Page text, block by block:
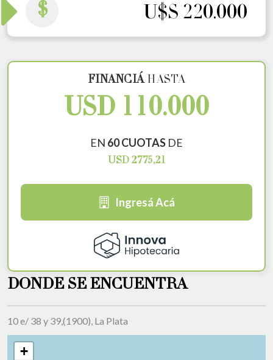
$ U$S 220.000
FINANCIÁHASTA
USD 110.000
EN 60 CUOTAS DE
USD 2775,21
Ingresá Acá
DONDE SE ENCUENTRA
10 e/ 38 y 39,(1900), La Plata
+